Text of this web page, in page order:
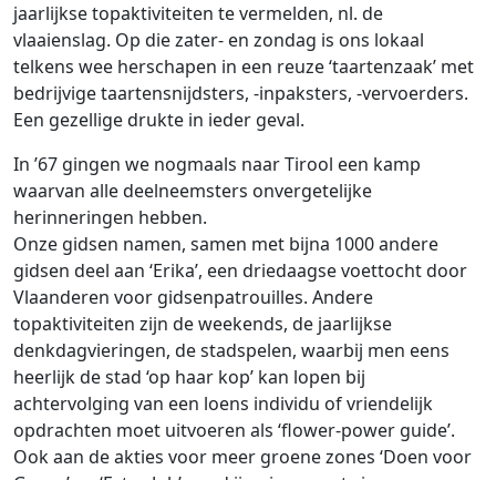
jaarlijkse topaktiviteiten te vermelden, nl. de
vlaaienslag. Op die zater- en zondag is ons lokaal
telkens wee herschapen in een reuze ‘taartenzaak’ met
bedrijvige taartensnijdsters, -inpaksters, -vervoerders.
Een gezellige drukte in ieder geval.
In ’67 gingen we nogmaals naar Tirool een kamp
waarvan alle deelneemsters onvergetelijke
herinneringen hebben.
Onze gidsen namen, samen met bijna 1000 andere
gidsen deel aan ‘Erika’, een driedaagse voettocht door
Vlaanderen voor gidsenpatrouilles. Andere
topaktiviteiten zijn de weekends, de jaarlijkse
denkdagvieringen, de stadspelen, waarbij men eens
heerlijk de stad ‘op haar kop’ kan lopen bij
achtervolging van een loens individu of vriendelijk
opdrachten moet uitvoeren als ‘flower-power guide’.
Ook aan de akties voor meer groene zones ‘Doen voor